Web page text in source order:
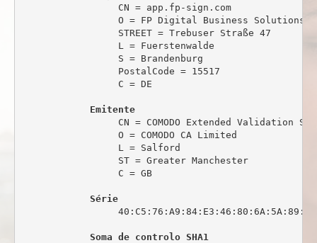
                 CN = app.fp-sign.com
O = FP Digital Business Solutions
                 STREET = Trebuser Straße 47
                 L = Fuerstenwalde
                 S = Brandenburg
                 PostalCode = 15517
                 C = DE
Emitente
CN = COMODO Extended Validation
                 O = COMODO CA Limited
                 L = Salford
                 ST = Greater Manchester
                 C = GB
Série
Soma de controlo SHA1